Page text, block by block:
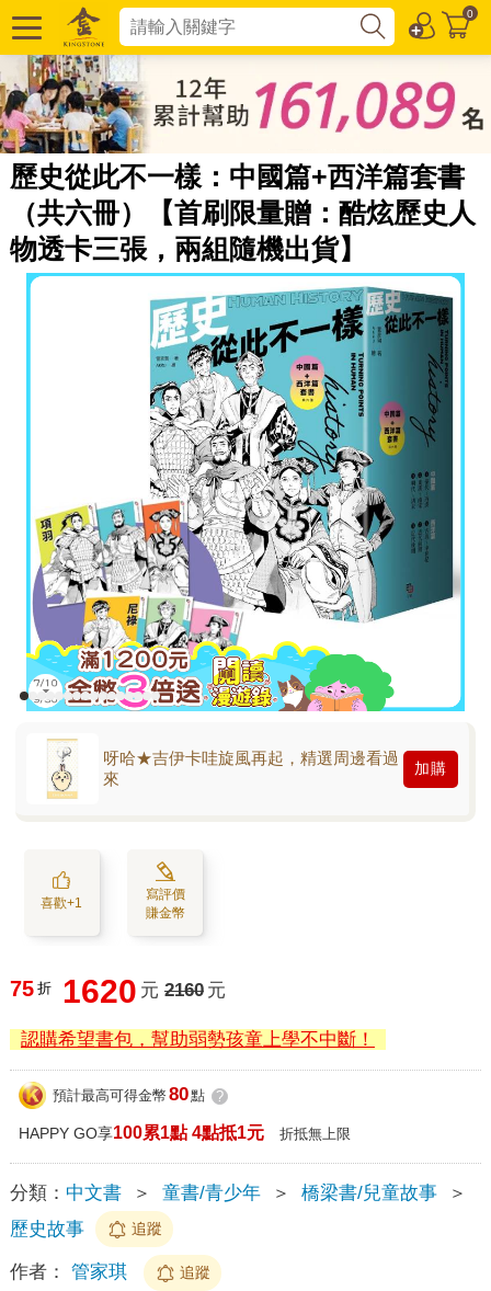
0
歷史從此不一樣：中國篇+西洋篇套書
（共六冊）【首刷限量贈：酷炫歷史人
物透卡三張，兩組隨機出貨】
呀哈★吉伊卡哇旋風再起，精選周邊看過
來
加購
喜歡+1
寫評價
賺金幣
75 折 1620 元 2160 元
認購希望書包，幫助弱勢孩童上學不中斷！
預計最高可得金幣 80點 ?
HAPPY GO享100累1點 4點抵1元 折抵無上限
分類： 中文書 ＞ 童書/青少年 ＞ 橋梁書/兒童故事
＞
歷史故事
追蹤
作者： 管家琪 追蹤